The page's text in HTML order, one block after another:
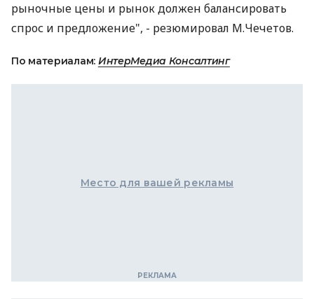
рыночные цены и рынок должен балансировать
спрос и предложение", - резюмировал М.Чечетов.
По материалам: ИнтерМедиа Консалтинг
Место для вашей рекламы